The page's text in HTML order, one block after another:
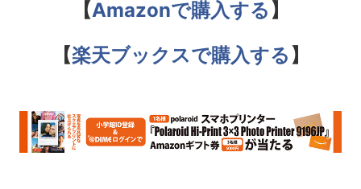
【Amazonで購入する 】
【楽天ブックスで購入する 】